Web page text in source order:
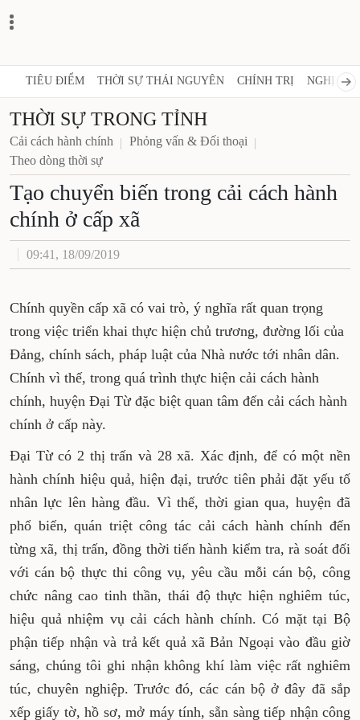
TIÊU ĐIỂM THỜI SỰ THÁI NGUYÊN CHÍNH TRỊ NGHỊ
THỜI SỰ TRONG TỈNH
Cải cách hành chính
Phỏng vấn & Đối thoại
Theo dòng thời sự
Tạo chuyển biến trong cải cách hành
chính ở cấp xã
09:41, 18/09/2019
Chính quyền cấp xã có vai trò, ý nghĩa rất quan trọng
trong việc triển khai thực hiện chủ trương, đường lối của
Đảng, chính sách, pháp luật của Nhà nước tới nhân dân.
Chính vì thế, trong quá trình thực hiện cải cách hành
chính, huyện Đại Từ đặc biệt quan tâm đến cải cách hành
chính ở cấp này.
Đại Từ có 2 thị trấn và 28 xã. Xác định, để có một nền
hành chính hiệu quả, hiện đại, trước tiên phải đặt yếu tố
nhân lực lên hàng đầu. Vì thế, thời gian qua, huyện đã
phổ biến, quán triệt công tác cải cách hành chính đến
từng xã, thị trấn, đồng thời tiến hành kiểm tra, rà soát đối
với cán bộ thực thi công vụ, yêu cầu mỗi cán bộ, công
chức nâng cao tinh thần, thái độ thực hiện nghiêm túc,
hiệu quả nhiệm vụ cải cách hành chính. Có mặt tại Bộ
phận tiếp nhận và trả kết quả xã Bản Ngoại vào đầu giờ
sáng, chúng tôi ghi nhận không khí làm việc rất nghiêm
túc, chuyên nghiệp. Trước đó, các cán bộ ở đây đã sắp
xếp giấy tờ, hồ sơ, mở máy tính, sẵn sàng tiếp nhận công